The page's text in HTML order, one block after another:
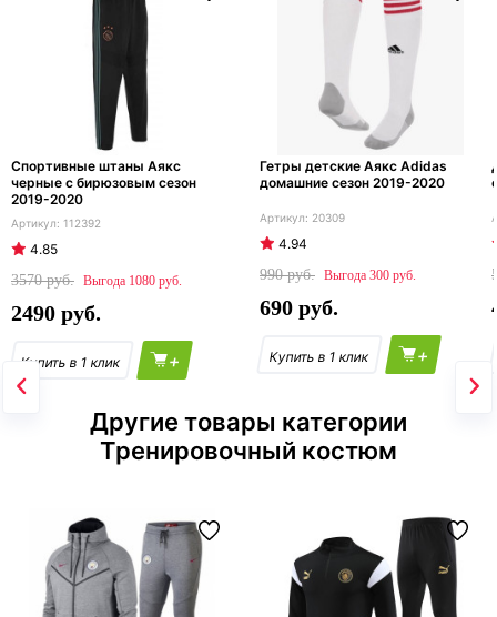
Спортивные штаны Аякс
черные с бирюзовым сезон
2019-2020
112392
4.85
3570
1080
2490
+
Гетры детские Аякс Adidas
домашние сезон 2019-2020
20309
4.94
990
300
690
+
Другие товары категории
Тренировочный костюм